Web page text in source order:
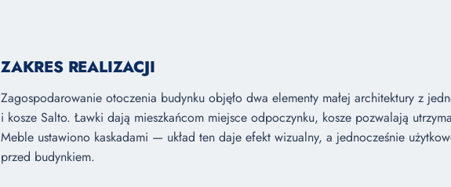
ZAKRES REALIZACJI
Zagospodarowanie otoczenia budynku objęło dwa elementy małej architektury z
i kosze Salto. Ławki dają mieszkańcom miejsce odpoczynku, kosze pozwalają
Meble ustawiono kaskadami — układ ten daje efekt wizualny, a jednocześnie
przed budynkiem.